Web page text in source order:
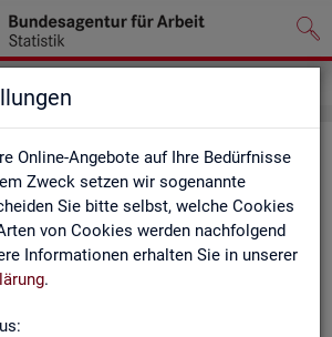
Online-Angebote auf Ihre Bedürfnisse
Zweck setzen wir sogenannte
Sie bitte selbst, welche Cookies
von Cookies werden nachfolgend
Informationen erhalten Sie in unserer
.
Ser­vice
bie­tet ein brei­tes An­ge­bot an Pro­duk­ten
(nachBe­darf). Haben Sie Fra­gen,
oder möch­ten uns ein Feed­
geben, dann schau­en Sie auf den